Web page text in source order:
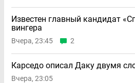
Известен главный кандидат
вингера
Вчера, 23:45 2
Карседо описал Даку двумя
Вчера, 23:05